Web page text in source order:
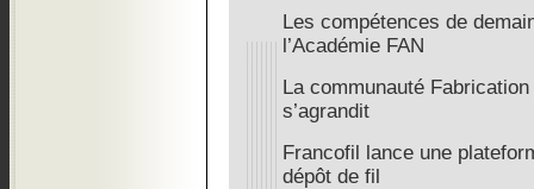
Les compétences de
l’Académie FAN
La communauté
s’agrandit
Francofil lance une
dépôt de fil